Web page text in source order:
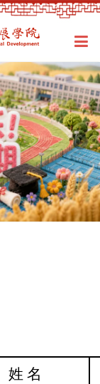
姓 名